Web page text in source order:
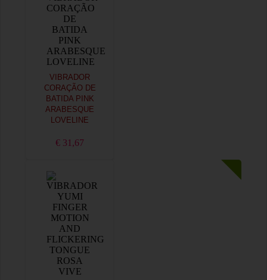
VIBRADOR
CORAÇÃO DE
BATIDA PINK
ARABESQUE
LOVELINE
€ 31,67